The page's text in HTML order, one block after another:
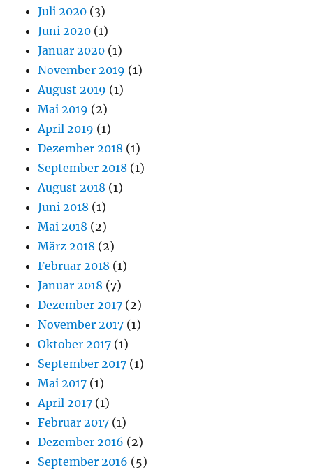
Juli 2020 (3)
Juni 2020 (1)
Januar 2020 (1)
November 2019 (1)
August 2019 (1)
Mai 2019 (2)
April 2019 (1)
Dezember 2018 (1)
September 2018 (1)
August 2018 (1)
Juni 2018 (1)
Mai 2018 (2)
März 2018 (2)
Februar 2018 (1)
Januar 2018 (7)
Dezember 2017 (2)
November 2017 (1)
Oktober 2017 (1)
September 2017 (1)
Mai 2017 (1)
April 2017 (1)
Februar 2017 (1)
Dezember 2016 (2)
September 2016 (5)